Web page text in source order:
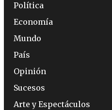
Política
Economía
Mundo
País
Opinión
Sucesos
Arte y Espectáculos